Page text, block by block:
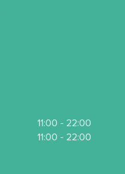
11:00 - 22:00
11:00 - 22:00